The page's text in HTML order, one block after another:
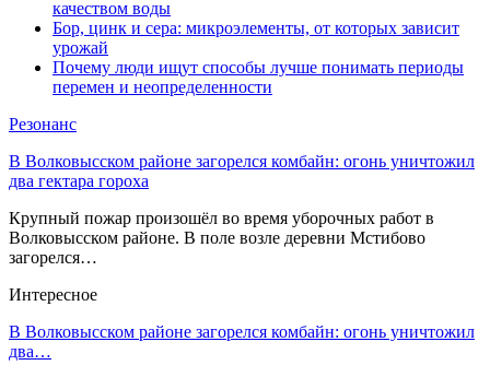
качеством воды
Бор, цинк и сера: микроэлементы, от которых зависит
урожай
Почему люди ищут способы лучше понимать периоды
перемен и неопределенности
Резонанс
В Волковысском районе загорелся комбайн: огонь уничтожил
два гектара гороха
Крупный пожар произошёл во время уборочных работ в
Волковысском районе. В поле возле деревни Мстибово
загорелся…
Интересное
В Волковысском районе загорелся комбайн: огонь уничтожил
два…